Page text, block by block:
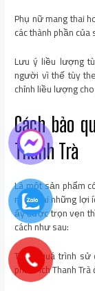
Phụ nữ mang thai
các thành phần
Lưu ý liều lượng
người vì thế tùy
chỉnh liều lượng
Cách bảo
Thanh Trà
Là một sản phẩm
mang lại những lợi
ấy được trọn vẹn
cách như sau:
Trong quá trình
phẩm Ích Thanh